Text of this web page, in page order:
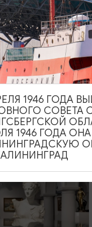
д. 13-23
1946 ГОДА
СОВЕТА
1946 ГОДА